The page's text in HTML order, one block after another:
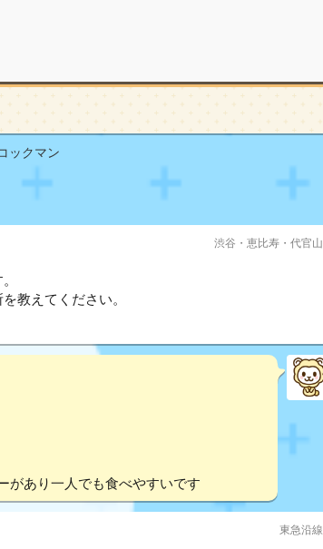
ックマン
渋谷・恵比寿・代官山
教えてください。
があり一人でも食べやすいです
東急沿線